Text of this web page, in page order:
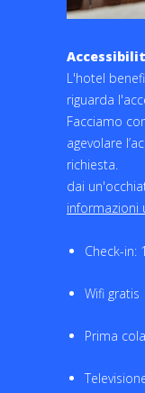
L'hotel
riguarda
Facciamo
agevolare
richiesta.
dai
informazioni
Check-in:
Wifi gratis
Prima